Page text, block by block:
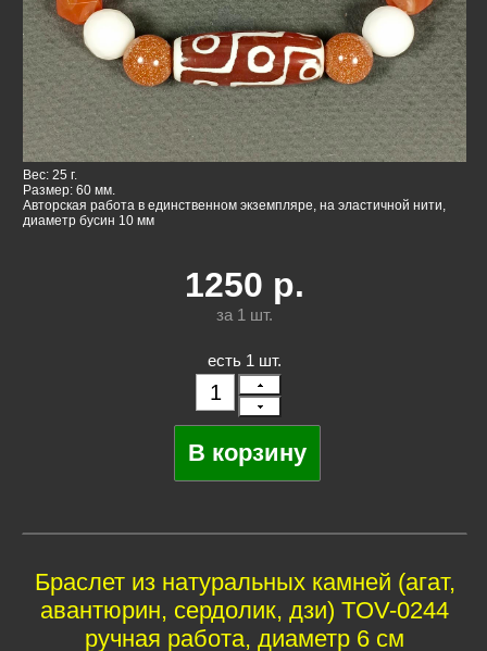
Вес: 25 г.
Размер: 60 мм.
Авторская работа в единственном экземпляре, на эластичной нити,
диаметр бусин 10 мм
1250 р.
за 1 шт.
есть 1 шт.
Браслет из натуральных камней (агат,
авантюрин, сердолик, дзи) TOV-0244
ручная работа, диаметр 6 см